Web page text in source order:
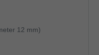
12 mm)